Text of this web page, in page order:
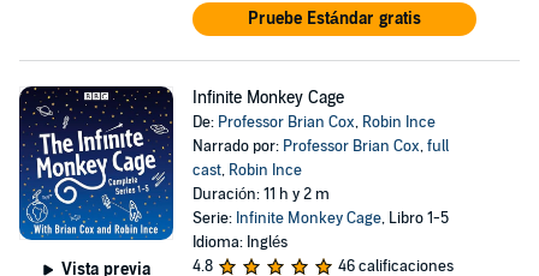
Pruebe Estándar gratis
Vista previa
Infinite Monkey Cage
De: Professor Brian Cox, Robin Ince
Narrado por: Professor Brian Cox,full
cast, Robin Ince
Duración: 11 h y 2 m
Serie: Infinite Monkey Cage, Libro 1-5
Idioma: Inglés
4.8
46 calificaciones